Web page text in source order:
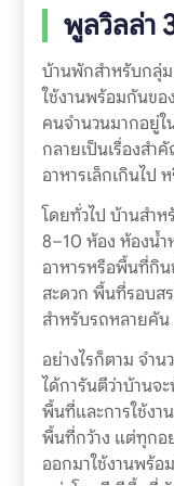
พูลวิลล่า
บ้านพักสำหรับกลุ่
ใช้งานพร้อมกันขอ
คนจำนวนมากอยู่ใ
กลายเป็นเรื่องสำ
อาหารเล็กเกินไป
โดยทั่วไป บ้านสำ
8–10 ห้อง ห้องน้
อาหารหรือพื้นที่กิน
สะดวก พื้นที่รอบส
สำหรับรถหลายคัน
อย่างไรก็ตาม จำ
ได้การันตีว่าบ้านจ
พื้นที่และการใช้งา
พื้นที่กว้าง แต่ทุกอ
ออกมาใช้งานพร้